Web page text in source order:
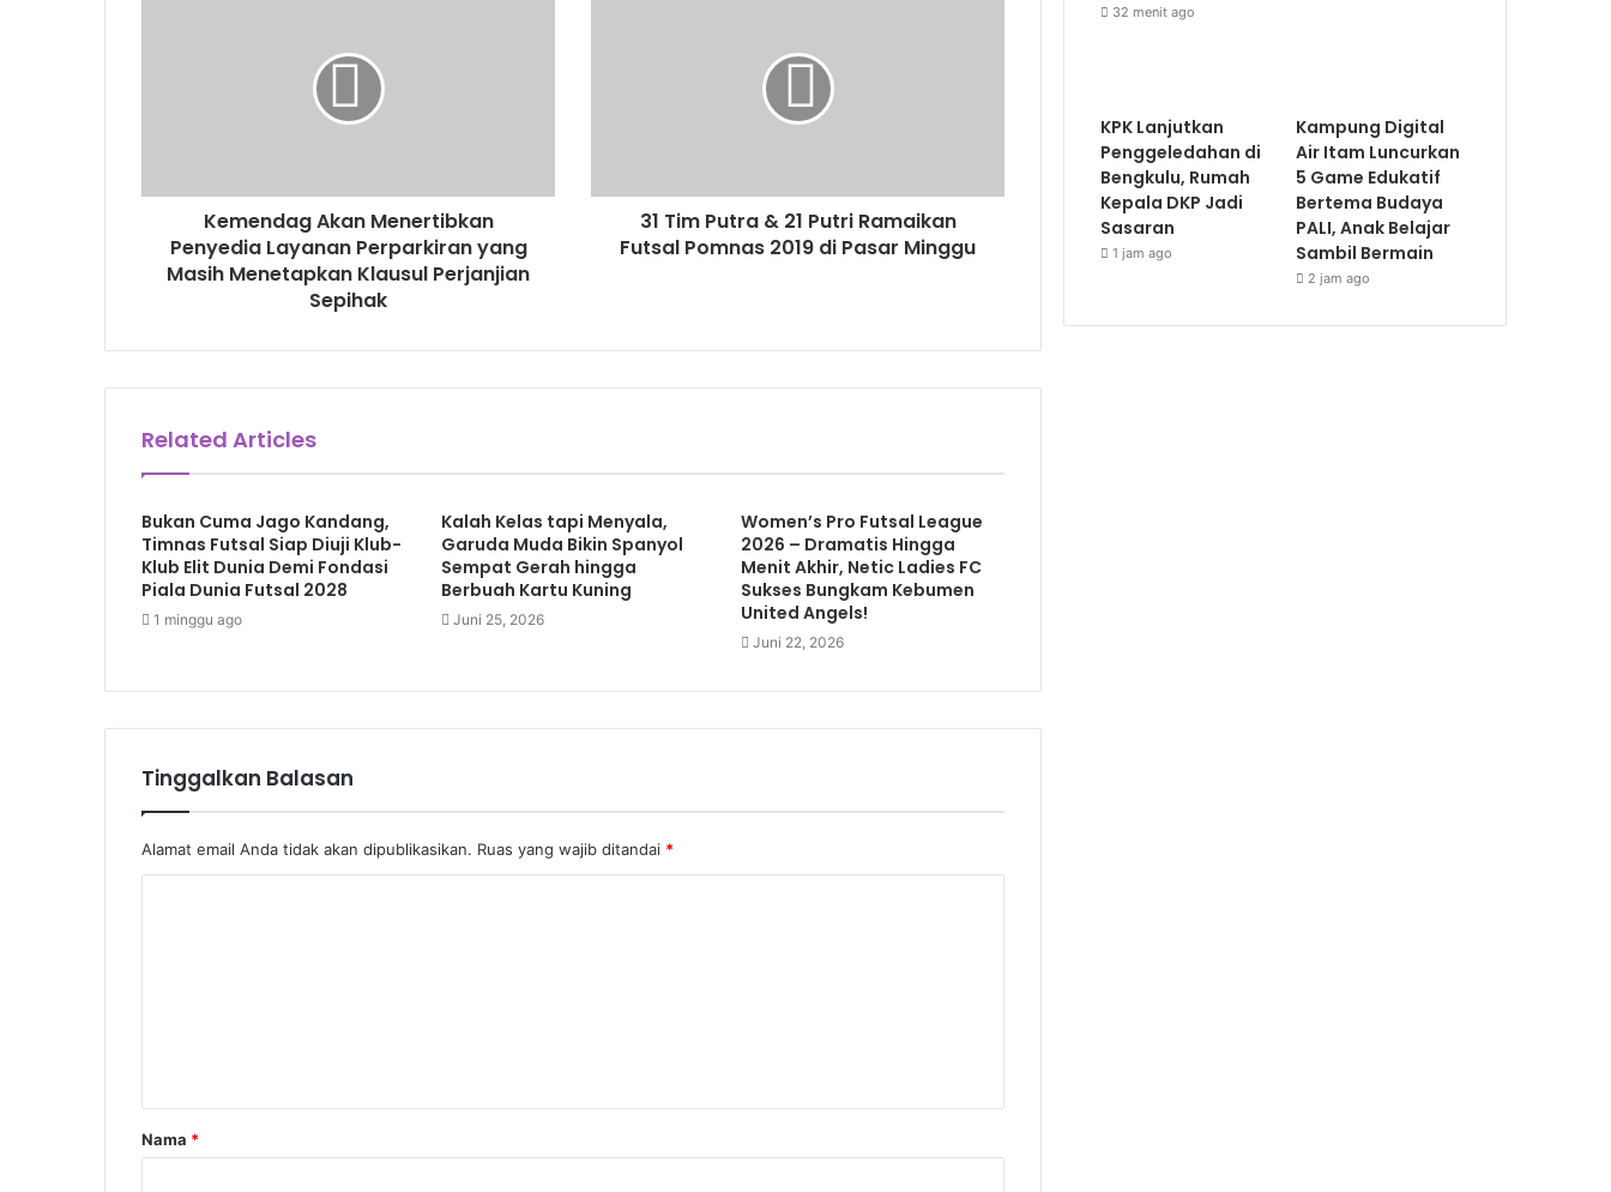
Kemendag Akan Menertibkan
Penyedia Layanan Perparkiran yang
Masih Menetapkan Klausul Perjanjian
Sepihak
31 Tim Putra & 21 Putri Ramaikan
Futsal Pomnas 2019 di Pasar Minggu
Related Articles
Bukan Cuma Jago Kandang,
Timnas Futsal Siap Diuji Klub-
Klub Elit Dunia Demi Fondasi
Piala Dunia Futsal 2028
1 minggu ago
Kalah Kelas tapi Menyala,
Garuda Muda Bikin Spanyol
Sempat Gerah hingga
Berbuah Kartu Kuning
Juni 25, 2026
Women’s Pro Futsal League
2026 – Dramatis Hingga
Menit Akhir, Netic Ladies FC
Sukses Bungkam Kebumen
United Angels!
Juni 22, 2026
Tinggalkan Balasan
Alamat email Anda tidak akan dipublikasikan. Ruas yang wajib ditandai *
Nama *
32 menit ago
KPK Lanjutkan
Penggeledahan di
Bengkulu, Rumah
Kepala DKP Jadi
Sasaran
1 jam ago
Kampung Digital
Air Itam Luncurkan
5 Game Edukatif
Bertema Budaya
PALI, Anak Belajar
Sambil Bermain
2 jam ago